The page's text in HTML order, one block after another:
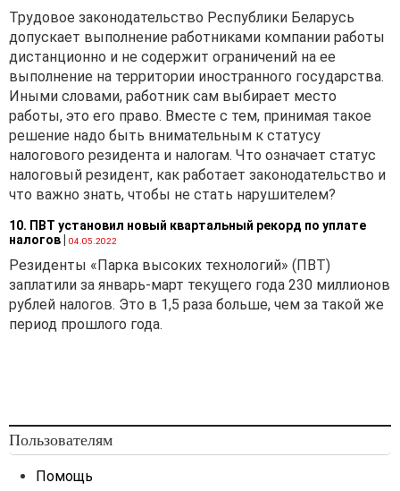
Трудовое законодательство Республики Беларусь
допускает выполнение работниками компании работы
дистанционно и не содержит ограничений на ее
выполнение на территории иностранного государства.
Иными словами, работник сам выбирает место
работы, это его право. Вместе с тем, принимая такое
решение надо быть внимательным к статусу
налогового резидента и налогам. Что означает статус
налоговый резидент, как работает законодательство и
что важно знать, чтобы не стать нарушителем?
10. ПВТ установил новый квартальный рекорд по уплате
налогов| 04.05.2022
Резиденты «Парка высоких технологий» (ПВТ)
заплатили за январь-март текущего года 230 миллионов
рублей налогов. Это в 1,5 раза больше, чем за такой же
период прошлого года.
Пользователям
Помощь